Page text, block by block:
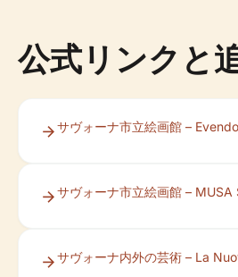
公式リンクと
サヴォーナ市立絵画館 – Evendo
サヴォーナ市立絵画館 – MUSA
サヴォーナ内外の芸術 – La